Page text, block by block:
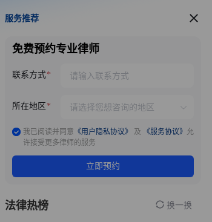
服务推荐
服务推荐
免费预约专业律师
联系方式
所在地区
我已阅读并同意 《用户隐私协议》 及 《服务协议》 允
许接受更多律师的服务
立即预约
法律热榜 换一换